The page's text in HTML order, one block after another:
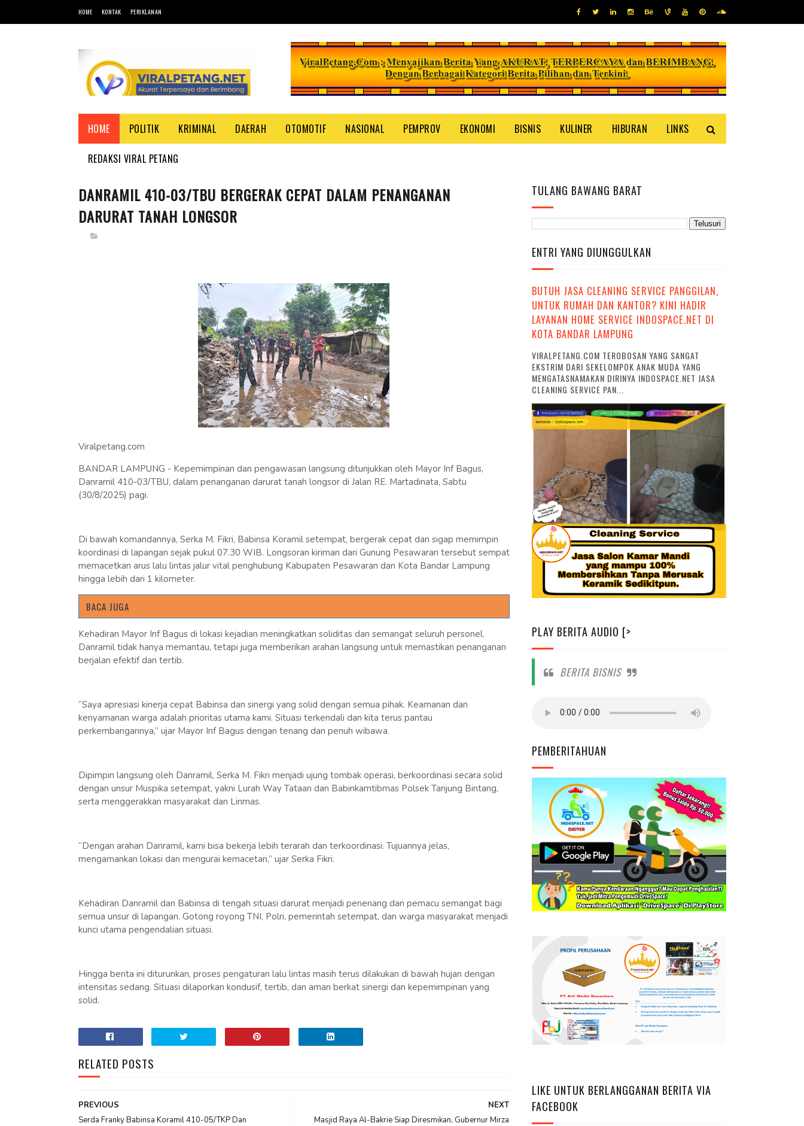
HOME KONTAK PERIKLANAN
HOME POLITIK KRIMINAL DAERAH OTOMOTIF NASIONAL PEMPROV EKONOMI BISNIS KULINER HIBURAN LINKS
REDAKSI VIRAL PETANG
DANRAMIL 410-03/TBU BERGERAK CEPAT DALAM PENANGANAN
DARURAT TANAH LONGSOR
Viralpetang.com
BANDAR LAMPUNG - Kepemimpinan dan pengawasan langsung ditunjukkan oleh Mayor Inf Bagus,
Danramil 410-03/TBU, dalam penanganan darurat tanah longsor di Jalan RE. Martadinata, Sabtu
(30/8/2025) pagi.
Di bawah komandannya, Serka M. Fikri, Babinsa Koramil setempat, bergerak cepat dan sigap memimpin
koordinasi di lapangan sejak pukul 07.30 WIB. Longsoran kiriman dari Gunung Pesawaran tersebut sempat
memacetkan arus lalu lintas jalur vital penghubung Kabupaten Pesawaran dan Kota Bandar Lampung
hingga lebih dari 1 kilometer.
BACA JUGA
Kehadiran Mayor Inf Bagus di lokasi kejadian meningkatkan soliditas dan semangat seluruh personel.
Danramil tidak hanya memantau, tetapi juga memberikan arahan langsung untuk memastikan penanganan
berjalan efektif dan tertib.
“Saya apresiasi kinerja cepat Babinsa dan sinergi yang solid dengan semua pihak. Keamanan dan
kenyamanan warga adalah prioritas utama kami. Situasi terkendali dan kita terus pantau
perkembangannya,” ujar Mayor Inf Bagus dengan tenang dan penuh wibawa.
Dipimpin langsung oleh Danramil, Serka M. Fikri menjadi ujung tombak operasi, berkoordinasi secara solid
dengan unsur Muspika setempat, yakni Lurah Way Tataan dan Babinkamtibmas Polsek Tanjung Bintang,
serta menggerakkan masyarakat dan Linmas.
“Dengan arahan Danramil, kami bisa bekerja lebih terarah dan terkoordinasi. Tujuannya jelas,
mengamankan lokasi dan mengurai kemacetan,” ujar Serka Fikri.
Kehadiran Danramil dan Babinsa di tengah situasi darurat menjadi penenang dan pemacu semangat bagi
semua unsur di lapangan. Gotong royong TNI, Polri, pemerintah setempat, dan warga masyarakat menjadi
kunci utama pengendalian situasi.
Hingga berita ini diturunkan, proses pengaturan lalu lintas masih terus dilakukan di bawah hujan dengan
intensitas sedang. Situasi dilaporkan kondusif, tertib, dan aman berkat sinergi dan kepemimpinan yang
solid.
RELATED POSTS
NEXT
Masjid Raya Al-Bakrie Siap Diresmikan, Gubernur Mirza
PREVIOUS
Serda Franky Babinsa Koramil 410-05/TKP Dan
TULANG BAWANG BARAT
ENTRI YANG DIUNGGULKAN
BUTUH JASA CLEANING SERVICE PANGGILAN,
UNTUK RUMAH DAN KANTOR? KINI HADIR
LAYANAN HOME SERVICE INDOSPACE.NET DI
KOTA BANDAR LAMPUNG
VIRALPETANG.COM TEROBOSAN YANG SANGAT
EKSTRIM DARI SEKELOMPOK ANAK MUDA YANG
MENGATASNAMAKAN DIRINYA INDOSPACE.NET JASA
CLEANING SERVICE PAN...
PLAY BERITA AUDIO [>
BERITA BISNIS
PEMBERITAHUAN
LIKE UNTUK BERLANGGANAN BERITA VIA
FACEBOOK